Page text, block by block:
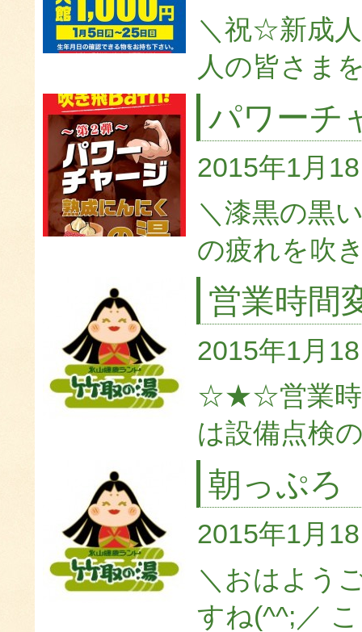
＼祝☆新成
人の皆さま
パワーチ
2015年1月
＼漆黒の黒
の疲れを吹
営業時間
2015年1月
☆★☆営業時
は設備点検
朝っぷろ
2015年1月
＼おはよう
すね(^^;／